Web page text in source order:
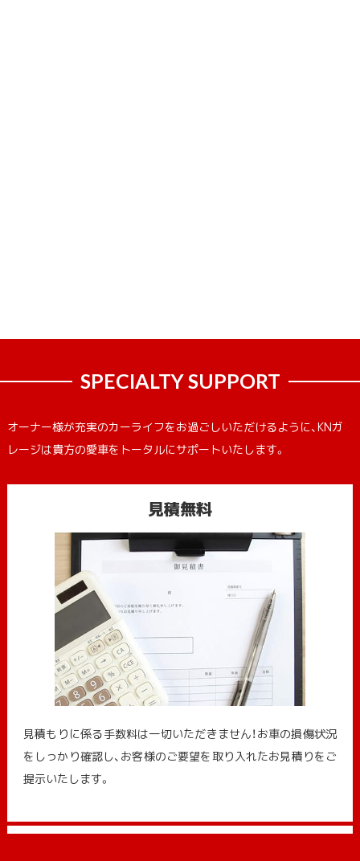
SPECIALTY SUPPORT
オーナー様が充実のカーライフをお過ごしいただけるように、KNガ
レージは貴方の愛車をトータルにサポートいたします。
見積無料
見積もりに係る手数料は一切いただきません！お車の損傷状況
をしっかり確認し、お客様のご要望を取り入れたお見積りをご
提示いたします。